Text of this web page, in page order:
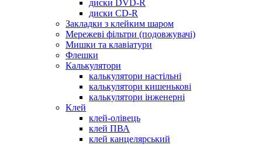
диски DVD-R
диски CD-R
Закладки з клейким шаром
Мережеві фільтри (подовжувачі)
Мишки та клавіатури
Флешки
Калькулятори
калькулятори настільні
калькулятори кишенькові
калькулятори інженерні
Клей
клей-олівець
клей ПВА
клей канцелярський